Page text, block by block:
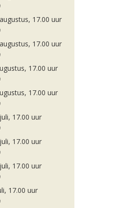
17.00 uur
17.00 uur
17.00 uur
17.00 uur
17.00 uur
17.00 uur
17.00 uur
17.00 uur